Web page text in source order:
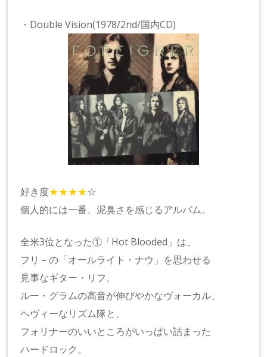
・Double Vision(1978/2nd/国内CD)
好き度★★★★☆
個人的には一番、泥臭さを感じるアルバム。
全米3位となった①「Hot Blooded」は、
フリ－の「オールライト・ナウ」を思わせる
見事なギター・リフ、
ルー・グラムの高音が伸びやかなヴォーカル、
ヘヴィーなリズム隊と、
フォリナーのいいところがいっぱい詰まった
ハードロック。